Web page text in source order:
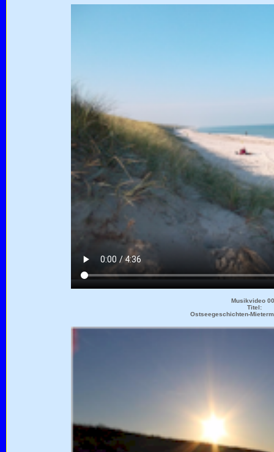
Musikvideo
Titel:
Ostseegeschichten-